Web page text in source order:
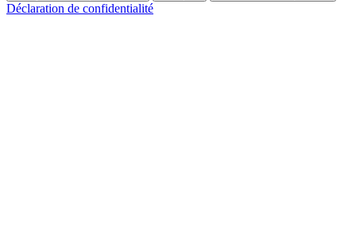
Déclaration de confidentialité